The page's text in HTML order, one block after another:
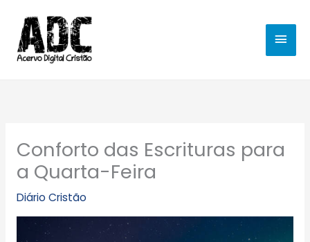
para
conteúdo
Conforto das Escrituras para
a Quarta-Feira
Diário Cristão